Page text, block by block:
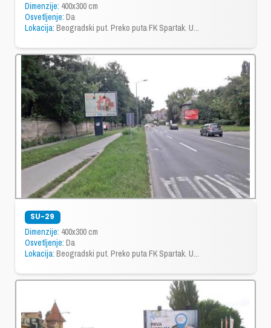
Dimenzije: 400x300 cm
Osvetljenje: Da
Lokacija: Beogradski put. Preko puta FK Spartak. U...
SU-29
Dimenzije: 400x300 cm
Osvetljenje: Da
Lokacija: Beogradski put. Preko puta FK Spartak. U...